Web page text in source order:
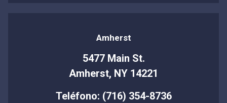
Amherst
5477 Main St.
Amherst, NY 14221
Teléfono: (716) 354-8736